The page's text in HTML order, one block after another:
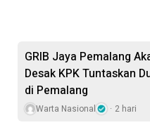
GRIB Jaya Pemalang
Desak KPK Tuntaskan
di Pemalang
Warta Nasional 2 hari